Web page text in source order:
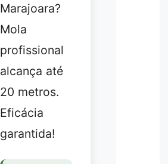
Marajoara?
Mola
profissional
alcança até
20 metros.
Eficácia
garantida!